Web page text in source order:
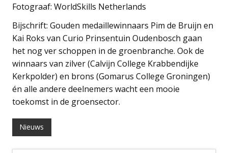
Fotograaf: WorldSkills Netherlands
Bijschrift: Gouden medaillewinnaars Pim de Bruijn en
Kai Roks van Curio Prinsentuin Oudenbosch gaan
het nog ver schoppen in de groenbranche. Ook de
winnaars van zilver (Calvijn College Krabbendijke
Kerkpolder) en brons (Gomarus College Groningen)
én alle andere deelnemers wacht een mooie
toekomst in de groensector.
Nieuws